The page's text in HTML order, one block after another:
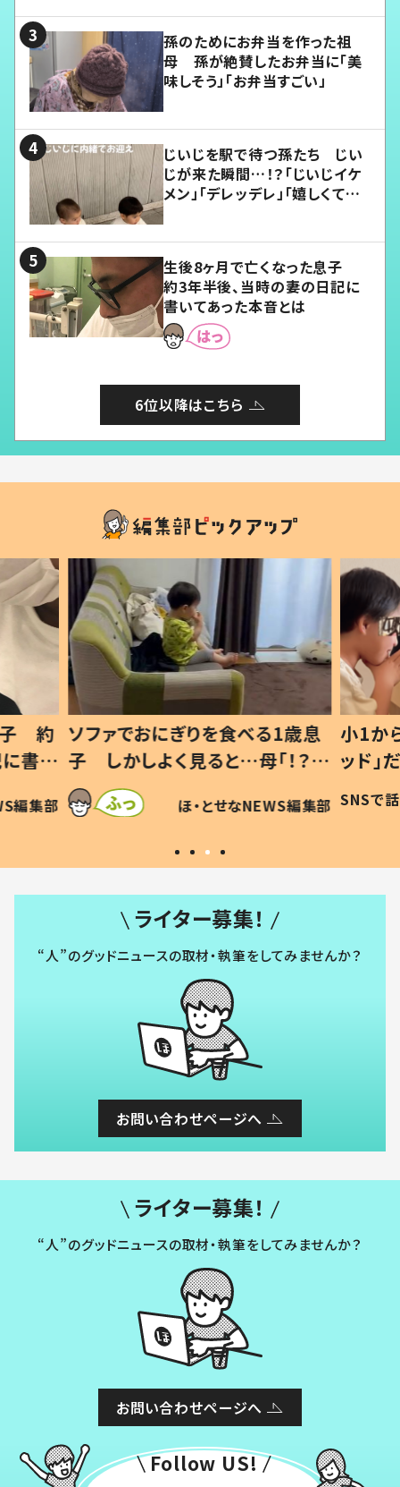
孫のためにお弁当を作った祖
母 孫が絶賛したお弁当に「美
味しそう」「お弁当すごい」
じいじを駅で待つ孫たち じい
じが来た瞬間…！？「じいじイケ
メン」「デレッデレ」「嬉しくて可
生後8ヶ月で亡くなった息子
約3年半後、当時の妻の日記に
書いてあった本音とは
6位以降はこちら
歳息
？」
編集部
小1から不登校、息子は「ギフテ
ッド」だった 父が“ウチ給食”を
作り続ける理由とは #令和の親
#令和の子
SNSで話題 ほ・とせなNEWS編集部
ひ孫
が、抱
「涙
い」
ライター募集！
“人”のグッドニュースの取材・執筆をしてみませんか？
お問い合わせページへ
ライター募集！
“人”のグッドニュースの取材・執筆をしてみませんか？
お問い合わせページへ
Follow US!